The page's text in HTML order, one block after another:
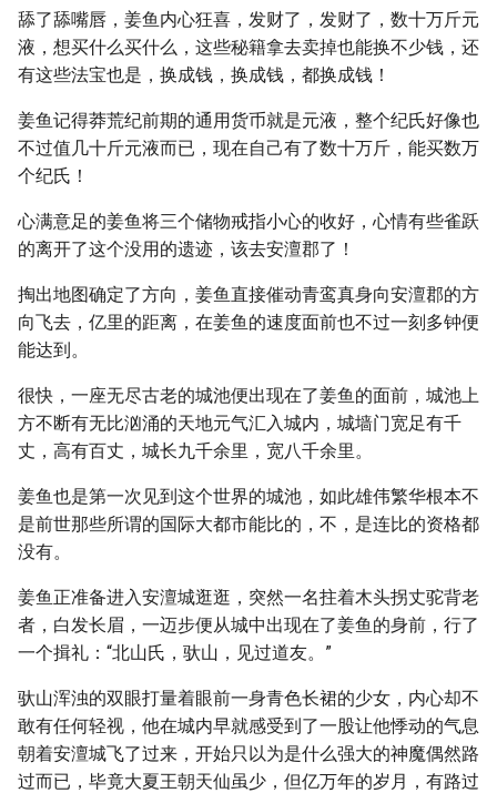
舔了舔嘴唇，姜鱼内心狂喜，发财了，发财了，数十万斤元
液，想买什么买什么，这些秘籍拿去卖掉也能换不少钱，还
有这些法宝也是，换成钱，换成钱，都换成钱！
姜鱼记得莽荒纪前期的通用货币就是元液，整个纪氏好像也
不过值几十斤元液而已，现在自己有了数十万斤，能买数万
个纪氏！
心满意足的姜鱼将三个储物戒指小心的收好，心情有些雀跃
的离开了这个没用的遗迹，该去安澶郡了！
掏出地图确定了方向，姜鱼直接催动青鸾真身向安澶郡的方
向飞去，亿里的距离，在姜鱼的速度面前也不过一刻多钟便
能达到。
很快，一座无尽古老的城池便出现在了姜鱼的面前，城池上
方不断有无比汹涌的天地元气汇入城内，城墙门宽足有千
丈，高有百丈，城长九千余里，宽八千余里。
姜鱼也是第一次见到这个世界的城池，如此雄伟繁华根本不
是前世那些所谓的国际大都市能比的，不，是连比的资格都
没有。
姜鱼正准备进入安澶城逛逛，突然一名拄着木头拐丈驼背老
者，白发长眉，一迈步便从城中出现在了姜鱼的身前，行了
一个揖礼：“北山氏，驮山，见过道友。”
驮山浑浊的双眼打量着眼前一身青色长裙的少女，内心却不
敢有任何轻视，他在城内早就感受到了一股让他悸动的气息
朝着安澶城飞了过来，开始只以为是什么强大的神魔偶然路
过而已，毕竟大夏王朝天仙虽少，但亿万年的岁月，有路过